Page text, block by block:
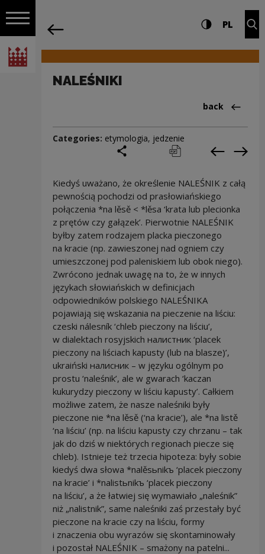
Open navigation
National Centre for Culture Poland
Navigation Settings and search
High contrast
PL
NALEŚNIKI
Back
back
Categories: etymologia, jedzenie
print pobierz Previous
Kiedyś uważano, że określenie NALEŚNIK z całą
pewnością pochodzi od prasłowiańskiego
połączenia *na lěsě < *lěsa ‘krata lub plecionka
z prętów czy gałązek’. Pierwotnie NALEŚNIK
byłby zatem rodzajem placka pieczonego
na kracie (np. zawieszonej nad ogniem czy
umieszczonej pod paleniskiem lub obok niego).
Zwrócono jednak uwagę na to, że w innych
językach słowiańskich w definicjach
odpowiedników polskiego NALEŚNIKA
pojawiają się wskazania na pieczenie na liściu:
czeski nálesník ‘chleb pieczony na liściu’,
w dialektach rosyjskich нaлистник ‘placek
pieczony na liściach kapusty (lub na blasze)’,
ukraiński налисник – w języku ogólnym po
prostu ‘naleśnik’, ale w gwarach ‘kaczan
kukurydzy pieczony w liściu kapusty’. Całkiem
możliwe zatem, że nasze naleśniki były
pieczone nie *na lěsě (‘na kracie’), ale *na listě
‘na liściu’ (np. na liściu kapusty czy chrzanu – tak
jak do dziś w niektórych regionach piecze się
chleb). Istnieje też trzecia hipoteza: były sobie
kiedyś dwa słowa *nalěsьnikъ ‘placek pieczony
na kracie’ i *nalistьnikъ ‘placek pieczony
na liściu’, a że łatwiej się wymawiało „naleśnik”
niż „nalistnik”, same naleśniki zaś przestały być
pieczone na kracie czy na liściu, formy
i znaczenia obu wyrazów się skontaminowały
i pozostał NALEŚNIK – smażony na patelni...